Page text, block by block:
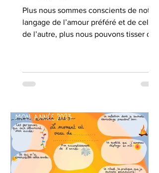
Plus nous sommes conscients de notre
langage de l’amour préféré et de celui
de l’autre, plus nous pouvons tisser des